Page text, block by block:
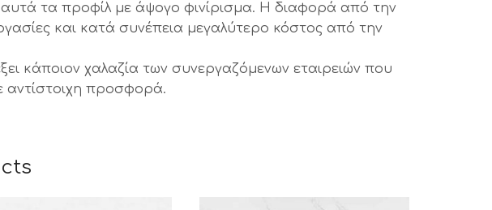
αυτά τα προφίλ με άψογο φινίρισμα. Η διαφορά από την
και κατά συνέπεια μεγαλύτερο κόστος από την
κάποιον χαλαζία των συνεργαζόμενων εταιρειών που
αντίστοιχη προσφορά.